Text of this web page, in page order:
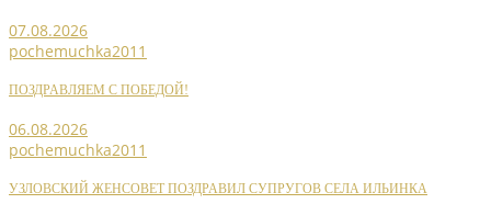
07.08.2026
pochemuchka2011
ПОЗДРАВЛЯЕМ С ПОБЕДОЙ!
06.08.2026
pochemuchka2011
УЗЛОВСКИЙ ЖЕНСОВЕТ ПОЗДРАВИЛ СУПРУГОВ СЕЛА ИЛЬИНКА